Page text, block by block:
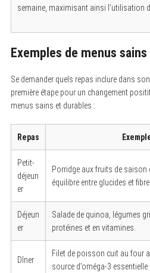
semaine, maximisant ainsi l’utilisation
Exemples de menus
Se demander quels repas inclure dans
première étape pour un changement
menus sains et durables :
Repas
Petit-
déjeun
er
Porridge aux fruits de saison
équilibre entre glucides et
Déjeun
er
Salade de quinoa, légumes
protéines et en vitamines.
Dîner
Filet de poisson cuit au four
source d’oméga-3